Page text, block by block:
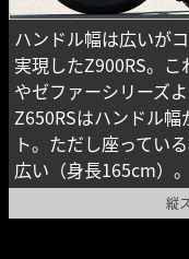
ハンドル幅は広いが
実現したZ900RS。
やゼファーシリーズ
Z650RSはハンドル
ト。ただし座ってい
広い（身長165cm）。
縦